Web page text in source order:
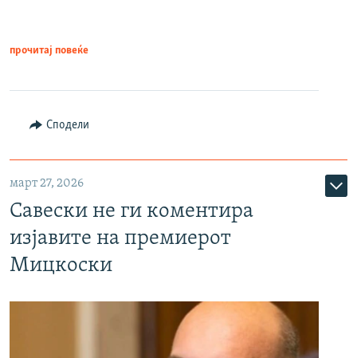
прочитај повеќе
Сподели
март 27, 2026
Савески не ги коментира
изјавите на премиерот
Мицкоски